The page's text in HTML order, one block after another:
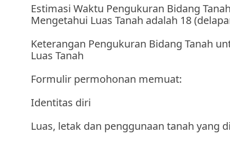
Estimasi Waktu Pengukuran Bidang
Mengetahui Luas Tanah adalah 18
Keterangan Pengukuran Bidang Tanah
Luas Tanah
Formulir permohonan memuat:
Identitas diri
Luas, letak dan penggunaan tanah yang